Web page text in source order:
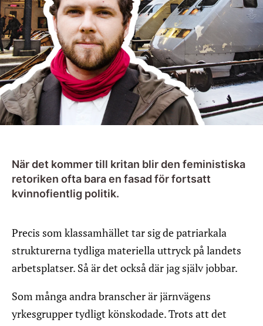
När det kommer till kritan blir den feministiska
retoriken ofta bara en fasad för fortsatt
kvinnofientlig politik.
Precis som klassamhället tar sig de patriarkala
strukturerna tydliga materiella uttryck på landets
arbetsplatser. Så är det också där jag själv jobbar.
Som många andra branscher är järnvägens
yrkesgrupper tydligt könskodade. Trots att det